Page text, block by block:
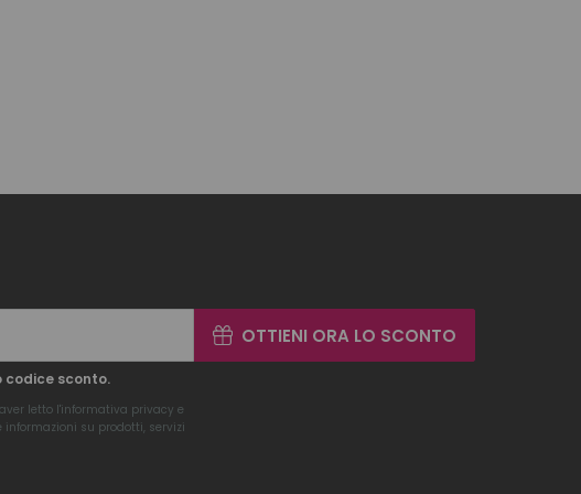
OTTIENI ORA LO SCONTO
codice sconto.
letto l'informativa privacy e
su prodotti, servizi